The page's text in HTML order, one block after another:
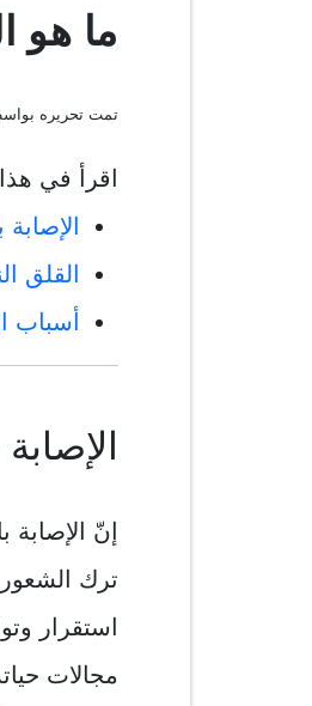
ما هو
تمت تحريره
اقرأ في
القلق
أسباب
إنّ
ترك
استقرار
مجالات